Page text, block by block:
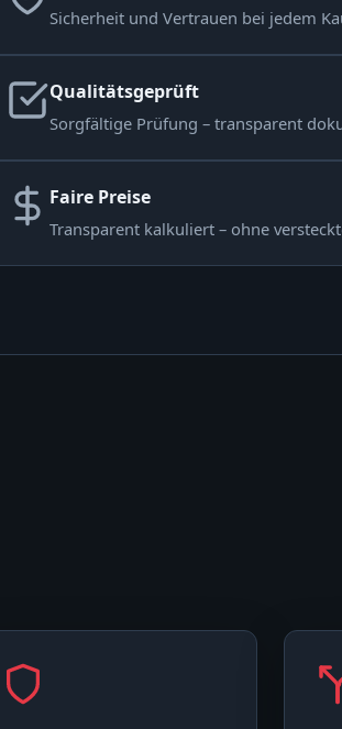
Sicherheit und Vertrauen bei jedem
Qualitätsgeprüft
Sorgfältige Prüfung – transparent
Faire Preise
Transparent kalkuliert – ohne